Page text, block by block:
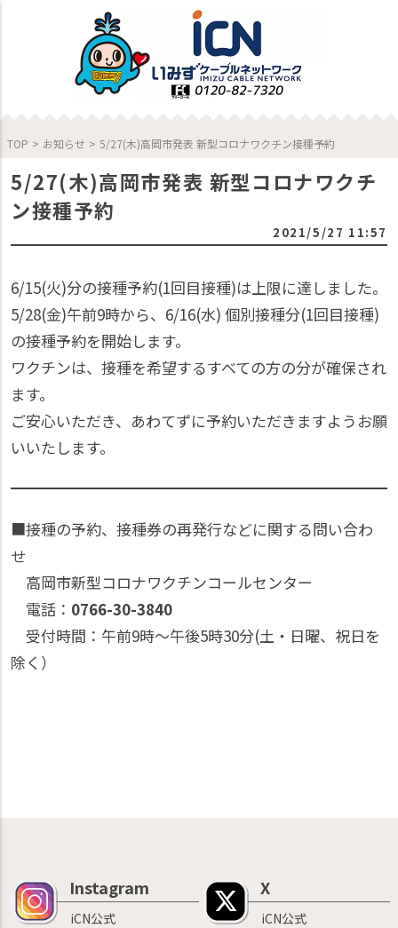
TOP > お知らせ > 5/27(木)高岡市発表 新型コロナワクチン接種予約
5/27(木)高岡市発表 新型コロナワクチ
ン接種予約
2021/5/27 11:57
6/15(火)分の接種予約(1回目接種)は上限に達しました。
5/28(金)午前9時から、6/16(水) 個別接種分(1回目接種)
の接種予約を開始します。
ワクチンは、接種を希望するすべての方の分が確保され
ます。
ご安心いただき、あわてずに予約いただきますようお願
いいたします。
■接種の予約、接種券の再発行などに関する問い合わ
せ
高岡市新型コロナワクチンコールセンター
電話： 0766-30-3840
受付時間：午前9時～午後5時30分(土・日曜、祝日を
除く）
Instagram
iCN公式
X
iCN公式